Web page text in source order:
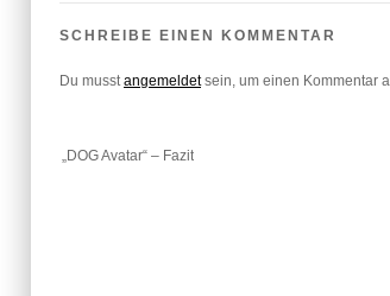
SCHREIBE EINEN KOMMENTAR
Du musstangemeldetsein, um einen Kommentar
„DOG Avatar“ – Fazit